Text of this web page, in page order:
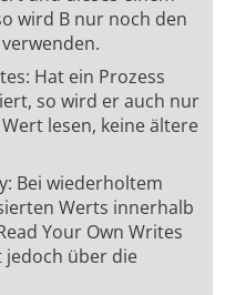
wird B nur noch den
Hat ein Prozess
so wird er auch nur
lesen, keine ältere
Bei wiederholtem
Werts innerhalb
Your Own Writes
jedoch über die